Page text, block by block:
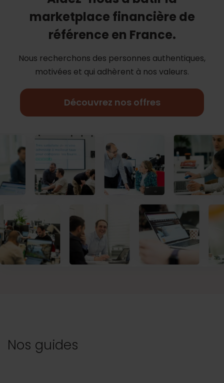
marketplace financière de
référence en France.
Nous recherchons des personnes authentiques,
motivées et qui adhèrent à nos valeurs.
Découvrez nos offres
Nos guides